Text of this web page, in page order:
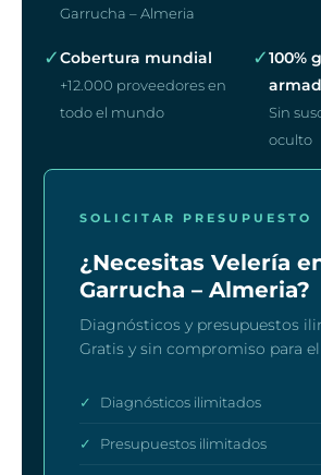
Garrucha – Almeria
✓Cobertura mundial
+12.000 proveedores en
todo el mundo
✓100%
Sin
oculto
SOLICITAR PRESUPUESTO
¿Necesitas Velería
Garrucha – Almeria?
Diagnósticos y presupuestos
Gratis y sin compromiso para
✓ Diagnósticos ilimitados
✓ Presupuestos ilimitados